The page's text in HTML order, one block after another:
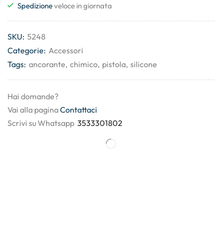
Spedizioneveloce in giornata
SKU: 5248
Categorie: Accessori
Tags: ancorante, chimico, pistola, silicone
Hai domande?
Vai alla paginaContattaci
Scrivi su Whatsapp 3533301802